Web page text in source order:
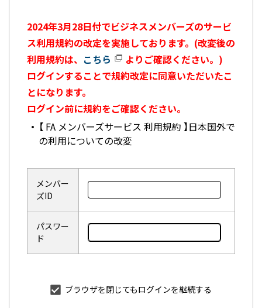
2024年3月28日付でビジネスメンバーズのサービ
ス利用規約の改定を実施しております。(改変後の
利用規約は、 こちら
よりご確認ください。)
ログインすることで規約改定に同意いただいたこ
とになります。
ログイン前に規約をご確認ください。
【 FA メンバーズサービス 利用規約 】日本国外で
の利用についての改変
メンバー
ズID
パスワー
ド
ブラウザを閉じてもログインを継続する